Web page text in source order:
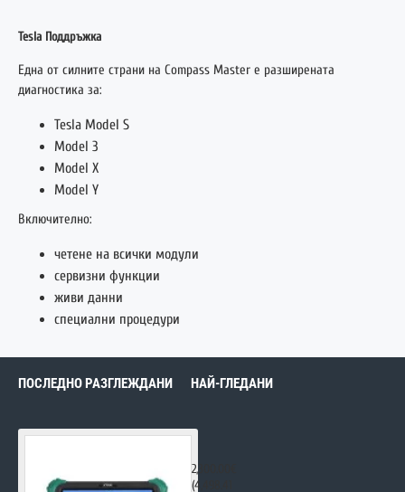
Tesla Поддръжка
Една от силните страни на Compass Master е разширената
диагностика за:
Tesla Model S
Model 3
Model X
Model Y
Включително:
четене на всички модули
сервизни функции
живи данни
специални процедури
ПОСЛЕДНО РАЗГЛЕЖДАНИ НАЙ-ГЛЕДАНИ
2,300.00€
(4,498.41